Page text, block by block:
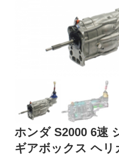
ホンダ S2000 6速
ギアボックス ヘ